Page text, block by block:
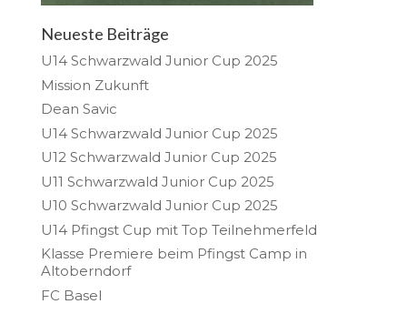
Neueste Beiträge
U14 Schwarzwald Junior Cup 2025
Mission Zukunft
Dean Savic
U14 Schwarzwald Junior Cup 2025
U12 Schwarzwald Junior Cup 2025
U11 Schwarzwald Junior Cup 2025
U10 Schwarzwald Junior Cup 2025
U14 Pfingst Cup mit Top Teilnehmerfeld
Klasse Premiere beim Pfingst Camp in
Altoberndorf
FC Basel